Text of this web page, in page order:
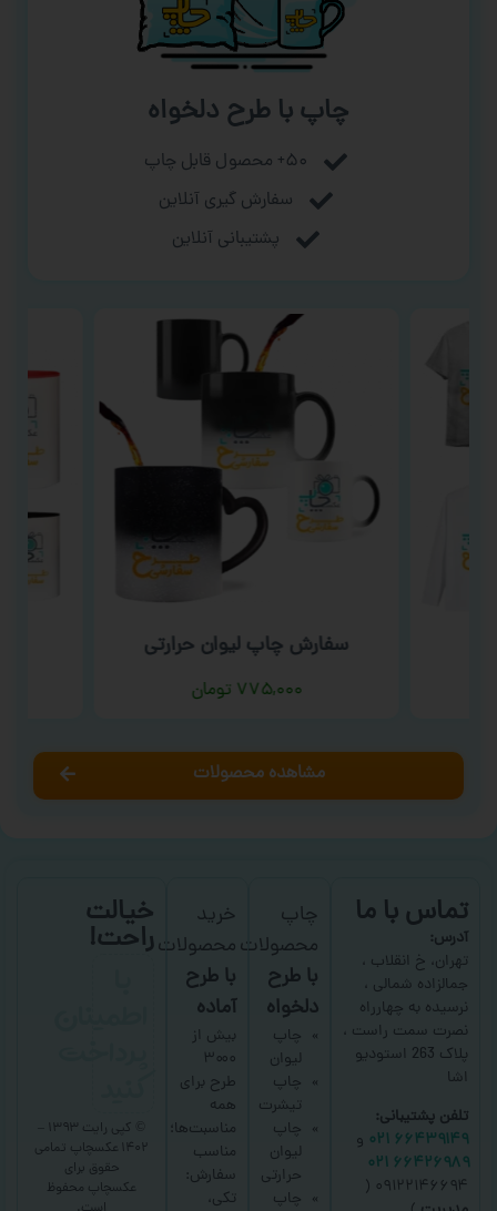
چاپ با طرح دلخواه
۵۰+ محصول قابل چاپ
سفارش گیری آنلاین
پشتیبانی آنلاین
سفارش چاپ لیوان حرارتی
۷۷۵,۰۰۰ تومان
مشاهده محصولات
تماس با ما
آدرس:
تهران، خ انقلاب ،
جمالزاده شمالی ،
نرسیده به چهارراه
نصرت سمت راست ،
پلاک 263 استودیو
اشا
تلفن پشتیبانی:
۶۶۴۳۹۱۴۹ ۰۲۱
و
۶۶۴۲۶۹۸۹ ۰۲۱
۰۹۱۲۲۱۴۶۶۹۴ (
چاپ
محصولات
با طرح
دلخواه
چاپ
لیوان
چاپ
تیشرت
چاپ
لیوان
حرارتی
چاپ
خرید
محصولات
با طرح
آماده
بیش از
۳۰۰۰
طرح برای
همه
مناسبت‌ها؛
مناسب
سفارش:
تکی،
خیالت
راحت!
۱۴۰۲ عکسچاپ
تمامی
حقوق برای
عکسچاپ محفوظ